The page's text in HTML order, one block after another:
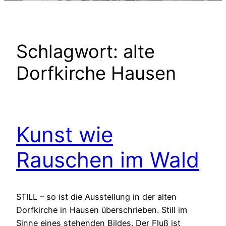
Schlagwort: alte
Dorfkirche Hausen
Kunst wie
Rauschen im Wald
STILL – so ist die Ausstellung in der alten
Dorfkirche in Hausen überschrieben. Still im
Sinne eines stehenden Bildes. Der Fluß ist